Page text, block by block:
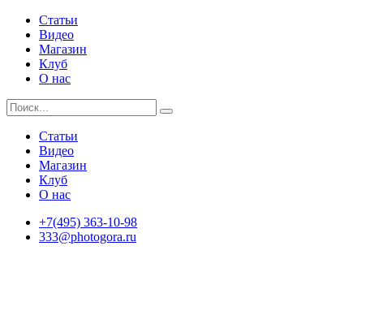
Статьи
Видео
Магазин
Клуб
О нас
Статьи
Видео
Магазин
Клуб
О нас
+7(495) 363-10-98
333@photogora.ru